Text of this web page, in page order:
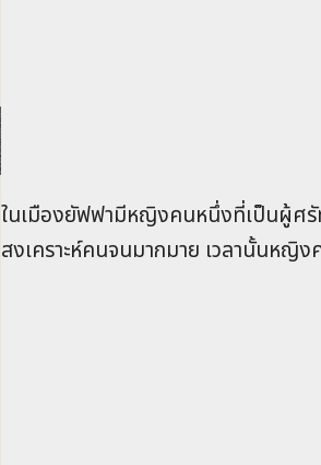
ในเมืองยัฟฟามีหญิงคนหนึ่งที่เป็นผู้ศรัท
สงเคราะห์คนจนมากมาย เวลานั้นหญิ